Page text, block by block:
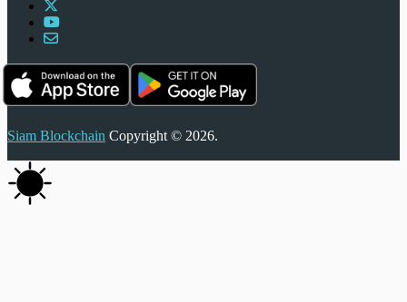
Siam Blockchain Copyright © 2026.